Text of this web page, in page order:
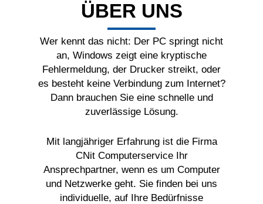
ÜBER UNS
Wer kennt das nicht: Der PC springt nicht
an, Windows zeigt eine kryptische
Fehlermeldung, der Drucker streikt, oder
es besteht keine Verbindung zum Internet?
Dann brauchen Sie eine schnelle und
zuverlässige Lösung.
Mit langjähriger Erfahrung ist die Firma
CNit Computerservice Ihr
Ansprechpartner, wenn es um Computer
und Netzwerke geht. Sie finden bei uns
individuelle, auf Ihre Bedürfnisse